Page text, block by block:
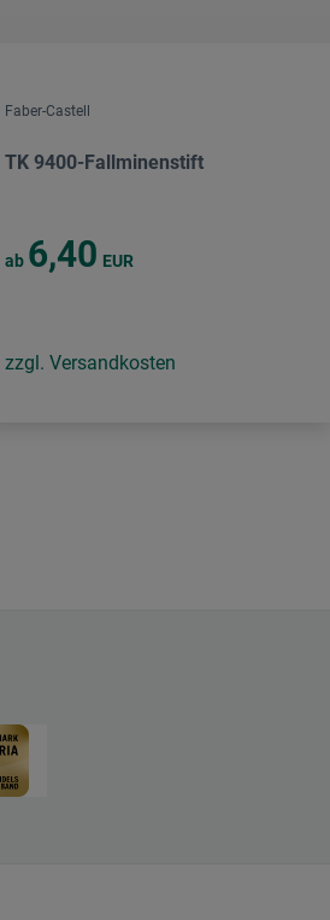
Faber-Castell
TK 9400-Fallminenstift
ab 6,40 EUR
zzgl. Versandkosten